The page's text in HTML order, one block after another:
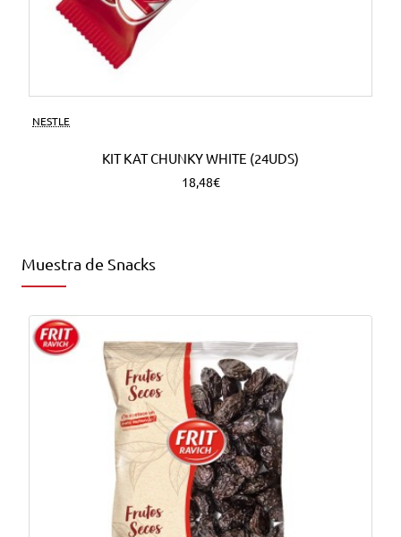
NESTLE
KIT KAT CHUNKY WHITE (24UDS)
18,48€
Muestra de Snacks